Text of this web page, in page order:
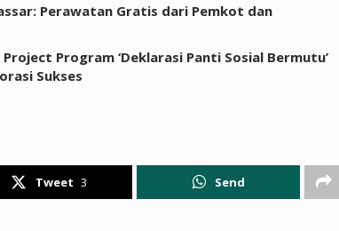
Perawatan Gratis dari Pemkot dan
Program ‘Deklarasi Panti Sosial Bermutu’
Sukses
Tweet 3 Send